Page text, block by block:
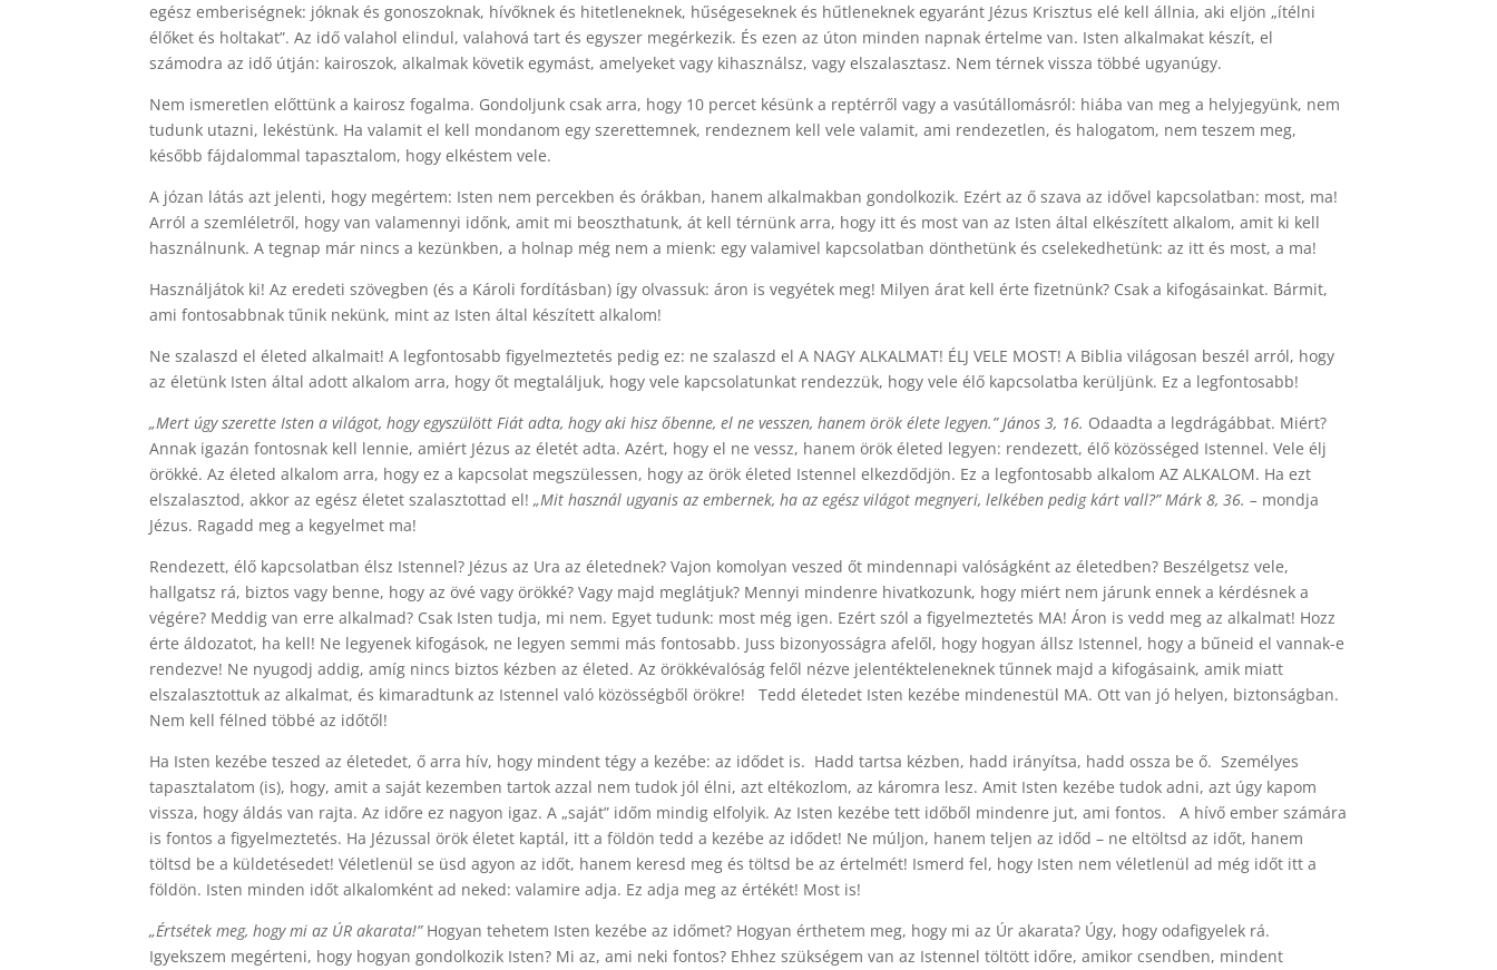
egész emberiségnek: jóknak és gonoszoknak, hívőknek és hitetleneknek, hűségeseknek és hűtleneknek egyaránt Jézus Krisztus elé kell állnia, aki eljön „ítélni
élőket és holtakat”. Az idő valahol elindul, valahová tart és egyszer megérkezik. És ezen az úton minden napnak értelme van. Isten alkalmakat készít, el
számodra az idő útján: kairoszok, alkalmak követik egymást, amelyeket vagy kihasználsz, vagy elszalasztasz. Nem térnek vissza többé ugyanúgy.
Nem ismeretlen előttünk a kairosz fogalma. Gondoljunk csak arra, hogy 10 percet késünk a reptérről vagy a vasútállomásról: hiába van meg a helyjegyünk, nem
tudunk utazni, lekéstünk. Ha valamit el kell mondanom egy szerettemnek, rendeznem kell vele valamit, ami rendezetlen, és halogatom, nem teszem meg,
később fájdalommal tapasztalom, hogy elkéstem vele.
A józan látás azt jelenti, hogy megértem: Isten nem percekben és órákban, hanem alkalmakban gondolkozik. Ezért az ő szava az idővel kapcsolatban: most, ma!
Arról a szemléletről, hogy van valamennyi időnk, amit mi beoszthatunk, át kell térnünk arra, hogy itt és most van az Isten által elkészített alkalom, amit ki kell
használnunk. A tegnap már nincs a kezünkben, a holnap még nem a mienk: egy valamivel kapcsolatban dönthetünk és cselekedhetünk: az itt és most, a ma!
Használjátok ki! Az eredeti szövegben (és a Károli fordításban) így olvassuk: áron is vegyétek meg! Milyen árat kell érte fizetnünk? Csak a kifogásainkat. Bármit,
ami fontosabbnak tűnik nekünk, mint az Isten által készített alkalom!
Ne szalaszd el életed alkalmait! A legfontosabb figyelmeztetés pedig ez: ne szalaszd el A NAGY ALKALMAT! ÉLJ VELE MOST! A Biblia világosan beszél arról, hogy
az életünk Isten által adott alkalom arra, hogy őt megtaláljuk, hogy vele kapcsolatunkat rendezzük, hogy vele élő kapcsolatba kerüljünk. Ez a legfontosabb!
„Mert úgy szerette Isten a világot, hogy egyszülött Fiát adta, hogy aki hisz őbenne, el ne vesszen, hanem örök élete legyen.” János 3, 16. Odaadta a legdrágábbat. Miért?
Annak igazán fontosnak kell lennie, amiért Jézus az életét adta. Azért, hogy el ne vessz, hanem örök életed legyen: rendezett, élő közösséged Istennel. Vele élj
örökké. Az életed alkalom arra, hogy ez a kapcsolat megszülessen, hogy az örök életed Istennel elkezdődjön. Ez a legfontosabb alkalom AZ ALKALOM. Ha ezt
elszalasztod, akkor az egész életet szalasztottad el!„Mit használ ugyanis az embernek, ha az egész világot megnyeri, lelkében pedig kárt vall?” Márk 8, 36. – mondja
Jézus. Ragadd meg a kegyelmet ma!
Rendezett, élő kapcsolatban élsz Istennel? Jézus az Ura az életednek? Vajon komolyan veszed őt mindennapi valóságként az életedben? Beszélgetsz vele,
hallgatsz rá, biztos vagy benne, hogy az övé vagy örökké? Vagy majd meglátjuk? Mennyi mindenre hivatkozunk, hogy miért nem járunk ennek a kérdésnek a
végére? Meddig van erre alkalmad? Csak Isten tudja, mi nem. Egyet tudunk: most még igen. Ezért szól a figyelmeztetés MA! Áron is vedd meg az alkalmat! Hozz
érte áldozatot, ha kell! Ne legyenek kifogások, ne legyen semmi más fontosabb. Juss bizonyosságra afelől, hogy hogyan állsz Istennel, hogy a bűneid el vannak-e
rendezve! Ne nyugodj addig, amíg nincs biztos kézben az életed. Az örökkévalóság felől nézve jelentékteleneknek tűnnek majd a kifogásaink, amik miatt
elszalasztottuk az alkalmat, és kimaradtunk az Istennel való közösségből örökre!
Tedd életedet Isten kezébe mindenestül MA. Ott van jó helyen, biztonságban.
Nem kell félned többé az időtől!
Ha Isten kezébe teszed az életedet, ő arra hív, hogy mindent tégy a kezébe: az idődet is. Hadd tartsa kézben, hadd irányítsa, hadd ossza be ő. Személyes
tapasztalatom (is), hogy, amit a saját kezemben tartok azzal nem tudok jól élni, azt eltékozlom, az káromra lesz. Amit Isten kezébe tudok adni, azt úgy kapom
vissza, hogy áldás van rajta. Az időre ez nagyon igaz. A „saját” időm mindig elfolyik. Az Isten kezébe tett időből mindenre jut, ami fontos. A hívő ember számára
is fontos a figyelmeztetés. Ha Jézussal örök életet kaptál, itt a földön tedd a kezébe az idődet! Ne múljon, hanem teljen az időd – ne eltöltsd az időt, hanem
töltsd be a küldetésedet! Véletlenül se üsd agyon az időt, hanem keresd meg és töltsd be az értelmét! Ismerd fel, hogy Isten nem véletlenül ad még időt itt a
földön. Isten minden időt alkalomként ad neked: valamire adja. Ez adja meg az értékét! Most is!
„Értsétek meg, hogy mi az ÚR akarata!” Hogyan tehetem Isten kezébe az időmet? Hogyan érthetem meg, hogy mi az Úr akarata? Úgy, hogy odafigyelek rá.
Igyekszem megérteni, hogy hogyan gondolkozik Isten? Mi az, ami neki fontos? Ehhez szükségem van az Istennel töltött időre, amikor csendben, mindent